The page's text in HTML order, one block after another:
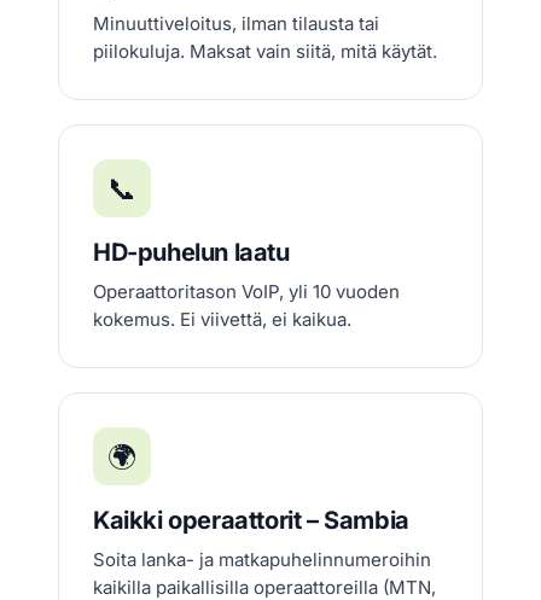
Minuuttiveloitus, ilman tilausta tai
piilokuluja. Maksat vain siitä, mitä käytät.
📞
HD-puhelun laatu
Operaattoritason VoIP, yli 10 vuoden
kokemus. Ei viivettä, ei kaikua.
🌍
Kaikki operaattorit – Sambia
Soita lanka- ja matkapuhelinnumeroihin
kaikilla paikallisilla operaattoreilla (MTN,